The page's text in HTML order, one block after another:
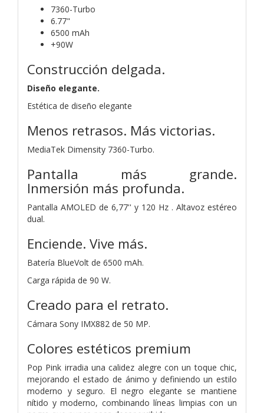
7360-Turbo
6.77"
6500 mAh
+90W
Construcción delgada.
Diseño elegante.
Estética de diseño elegante
Menos retrasos. Más victorias.
MediaTek Dimensity 7360-Turbo.
Pantalla más grande.
Inmersión más profunda.
Pantalla AMOLED de 6,77'' y 120 Hz . Altavoz estéreo
dual.
Enciende. Vive más.
Batería BlueVolt de 6500 mAh.
Carga rápida de 90 W.
Creado para el retrato.
Cámara Sony IMX882 de 50 MP.
Colores estéticos premium
Pop Pink irradia una calidez alegre con un toque chic,
mejorando el estado de ánimo y definiendo un estilo
moderno y seguro. El negro elegante se mantiene
nítido y moderno, combinando líneas limpias con un